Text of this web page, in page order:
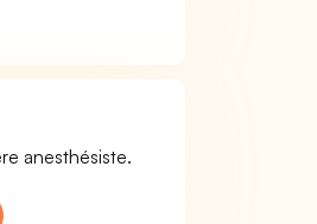
anesthésiste.